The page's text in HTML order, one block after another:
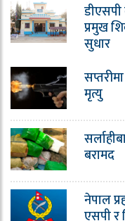
प्रमुख
सुधार
मृत्यु
बरामद
नेपाल
एसपी र